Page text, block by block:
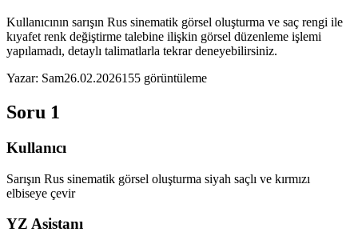
Kullanıcının sarışın Rus sinematik görsel oluşturma ve saç rengi ile
kıyafet renk değiştirme talebine ilişkin görsel düzenleme işlemi
yapılamadı, detaylı talimatlarla tekrar deneyebilirsiniz.
Yazar: Sam26.02.2026155 görüntüleme
Soru 1
Kullanıcı
Sarışın Rus sinematik görsel oluşturma siyah saçlı ve kırmızı
elbiseye çevir
YZ Asistanı